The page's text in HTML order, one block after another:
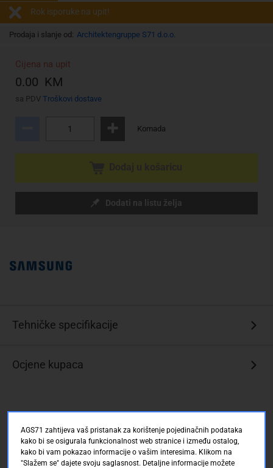
Rok isporuke na upit!
Prodaja i slanje od: Architektengruppe S71 d.o.o.
Cijena na upit
0.00 KM
sa PDV Troškovi dostave
Komada
Dodati na listu želja
Tehničke specifikacije
Ocjene kupaca
AGS71 zahtijeva vaš pristanak za korištenje pojedinačnih podataka
kako bi se osigurala funkcionalnost web stranice i između ostalog,
kako bi vam pokazao informacije o vašim interesima. Klikom na
"Slažem se" dajete svoju saglasnost. Detaljne informacije možete